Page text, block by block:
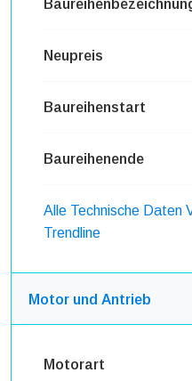
Neupreis
Baureihenstart
Baureihenende
Alle Technische Daten
Trendline
Motor und Antrieb
Motorart